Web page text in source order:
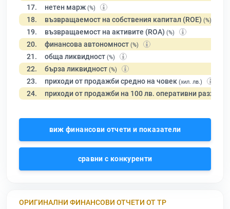
17. нетен марж (%)
18. възвращаемост на собствения капитал (ROE) (%)
19. възвращаемост на активите (ROA) (%)
20. финансова автономност (%)
21. обща ликвидност (%)
22. бърза ликвидност (%)
23. приходи от продажби средно на човек (хил. лв.)
24. приходи от продажби на 100 лв. оперативни разходи
виж финансови отчети и показатели
сравни с конкуренти
ОРИГИНАЛНИ ФИНАНСОВИ ОТЧЕТИ ОТ ТР